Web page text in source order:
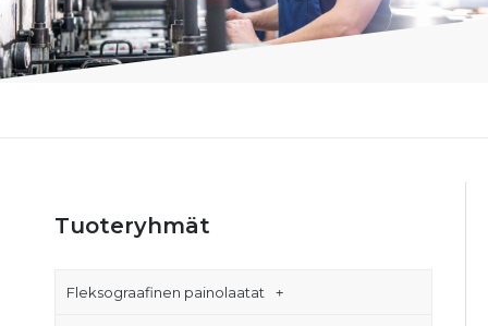
Tuoteryhmät
Fleksograafinen painolaatat